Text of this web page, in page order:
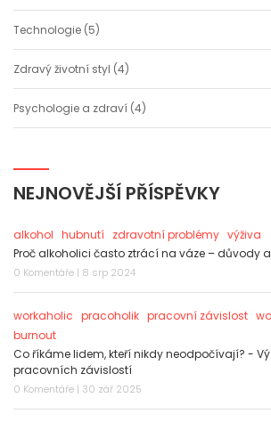
Technologie (5)
Zdravý životní styl (4)
Psychologie a zdraví (4)
NEJNOVĚJŠÍ PŘÍSPĚVKY
alkohol hubnutí zdravotní problémy výživa
Proč alkoholici často ztrácí na váze – důvody
0 Komentáře | 8 srp 2024
workaholic pracoholik pracovní závislost
burnout
Co říkáme lidem, kteří nikdy neodpočívají? -
pracovních závislostí
0 Komentáře | 30 zář 2025